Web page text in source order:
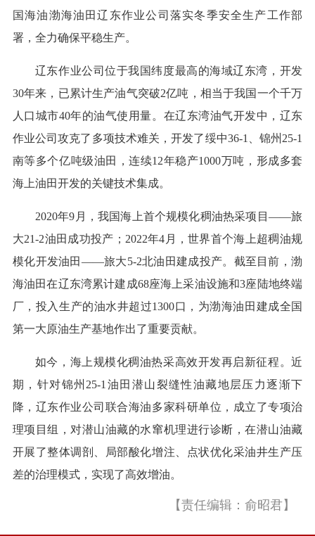
国海油渤海油田辽东作业公司落实冬季安全生产工作部
署，全力确保平稳生产。
辽东作业公司位于我国纬度最高的海域辽东湾，开发
30年来，已累计生产油气突破2亿吨，相当于我国一个千万
人口城市40年的油气使用量。在辽东湾油气开发中，辽东
作业公司攻克了多项技术难关，开发了绥中36-1、锦州25-1
南等多个亿吨级油田，连续12年稳产1000万吨，形成多套
海上油田开发的关键技术集成。
2020年9月，我国海上首个规模化稠油热采项目——旅
大21-2油田成功投产；2022年4月，世界首个海上超稠油规
模化开发油田——旅大5-2北油田建成投产。截至目前，渤
海油田在辽东湾累计建成68座海上采油设施和3座陆地终端
厂，投入生产的油水井超过1300口，为渤海油田建成全国
第一大原油生产基地作出了重要贡献。
如今，海上规模化稠油热采高效开发再启新征程。近
期，针对锦州25-1油田潜山裂缝性油藏地层压力逐渐下
降，辽东作业公司联合海油多家科研单位，成立了专项治
理项目组，对潜山油藏的水窜机理进行诊断，在潜山油藏
开展了整体调剖、局部酸化增注、点状优化采油井生产压
差的治理模式，实现了高效增油。
【责任编辑：俞昭君】